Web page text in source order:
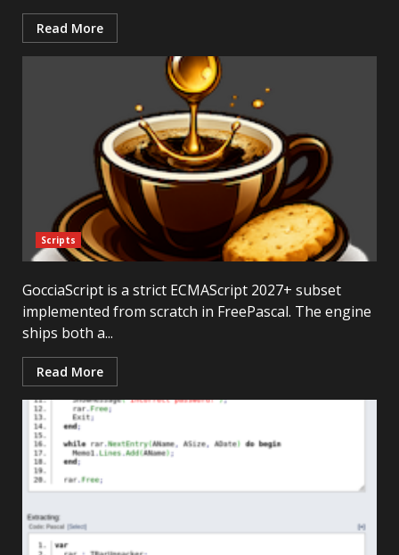
Read More
Scripts
GocciaScript is a strict ECMAScript 2027+ subset
implemented from scratch in FreePascal. The engine
ships both a...
Read More